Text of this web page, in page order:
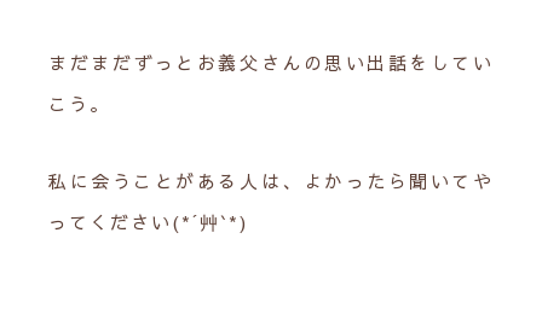
まだまだずっとお義父さんの思い出話をしてい
こう。
私に会うことがある人は、よかったら聞いてや
ってください(*´艸`*)